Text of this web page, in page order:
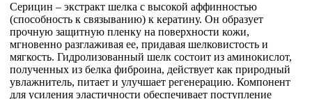
Серицин – экстракт шелка с высокой аффинностью
(способность к связыванию) к кератину. Он образует
прочную защитную пленку на поверхности кожи,
мгновенно разглаживая ее, придавая шелковистость и
мягкость. Гидролизованный шелк состоит из аминокислот,
полученных из белка фиброина, действует как природный
увлажнитель, питает и улучшает регенерацию. Компонент
для усиления эластичности обеспечивает поступление